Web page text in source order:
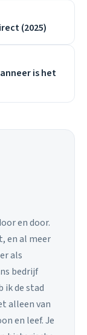
(2025)
is het
en door.
en al meer
als
bedrijf
ik de stad
alleen van
en leef. Je